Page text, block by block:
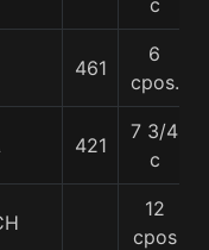
c
461
6
cpos.
421
7 3/4
c
12
cpos